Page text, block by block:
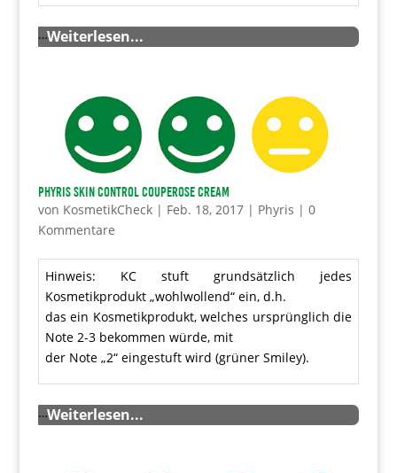
…Weiterlesen...
Phyris Skin Control Couperose Cream
von KosmetikCheck| Feb. 18, 2017| Phyris | 0
Kommentare
Hinweis: KC stuft grundsätzlich jedes
Kosmetikprodukt „wohlwollend“ ein, d.h.
das ein Kosmetikprodukt, welches ursprünglich die
Note 2-3 bekommen würde, mit
der Note „2“ eingestuft wird (grüner Smiley).
…Weiterlesen...